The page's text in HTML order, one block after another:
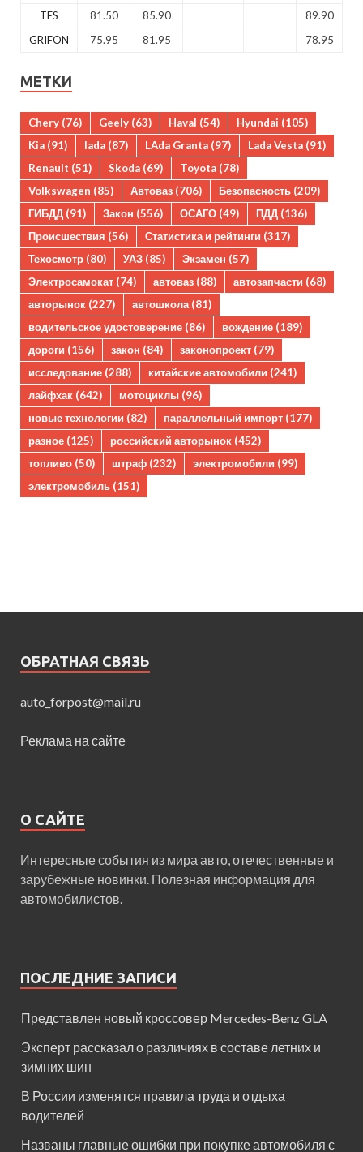
TES
81.50 85.90
89.90
GRIFON
75.95 81.95 78.95
МЕТКИ
Chery (76) Geely (63) Haval (54) Hyundai (105)
Kia (91) lada (87) LAda Granta (97) Lada Vesta (91)
Renault (51) Skoda (69) Toyota (78)
Volkswagen (85) Автоваз (706) Безопасность (209)
ГИБДД (91) Закон (556) ОСАГО (49) ПДД (136)
Происшествия (56) Статистика и рейтинги (317)
Техосмотр (80) УАЗ (85) Экзамен (57)
Электросамокат (74) автоваз (88) автозапчасти (68)
авторынок (227) автошкола (81)
водительское удостоверение (86) вождение (189)
дороги (156) закон (84) законопроект (79)
исследование (288) китайские автомобили (241)
лайфхак (642) мотоциклы (96)
новые технологии (82) параллельный импорт (177)
разное (125) российский авторынок (452)
топливо (50) штраф (232) электромобили (99)
электромобиль (151)
ОБРАТНАЯ СВЯЗЬ
auto_forpost@mail.ru
Реклама на сайте
О САЙТЕ
Интересные события из мира авто, отечественные и
зарубежные новинки. Полезная информация для
автомобилистов.
ПОСЛЕДНИЕ ЗАПИСИ
Представлен новый кроссовер Mercedes-Benz GLA
Эксперт рассказал о различиях в составе летних и
зимних шин
В России изменятся правила труда и отдыха
водителей
Названы главные ошибки при покупке автомобиля с